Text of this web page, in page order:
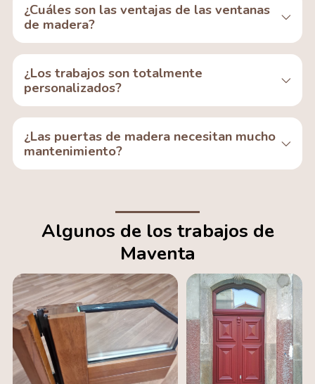
¿Cuáles son las ventajas de las ventanas
de madera?
¿Los trabajos son totalmente
personalizados?
¿Las puertas de madera necesitan mucho
mantenimiento?
Algunos de los trabajos de
Maventa